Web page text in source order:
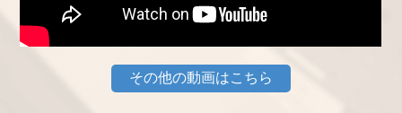
その他の動画はこちら